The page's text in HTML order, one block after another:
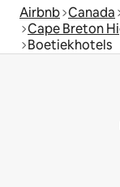
Airbnb Canada
Cape Breton
Boetiekhotels